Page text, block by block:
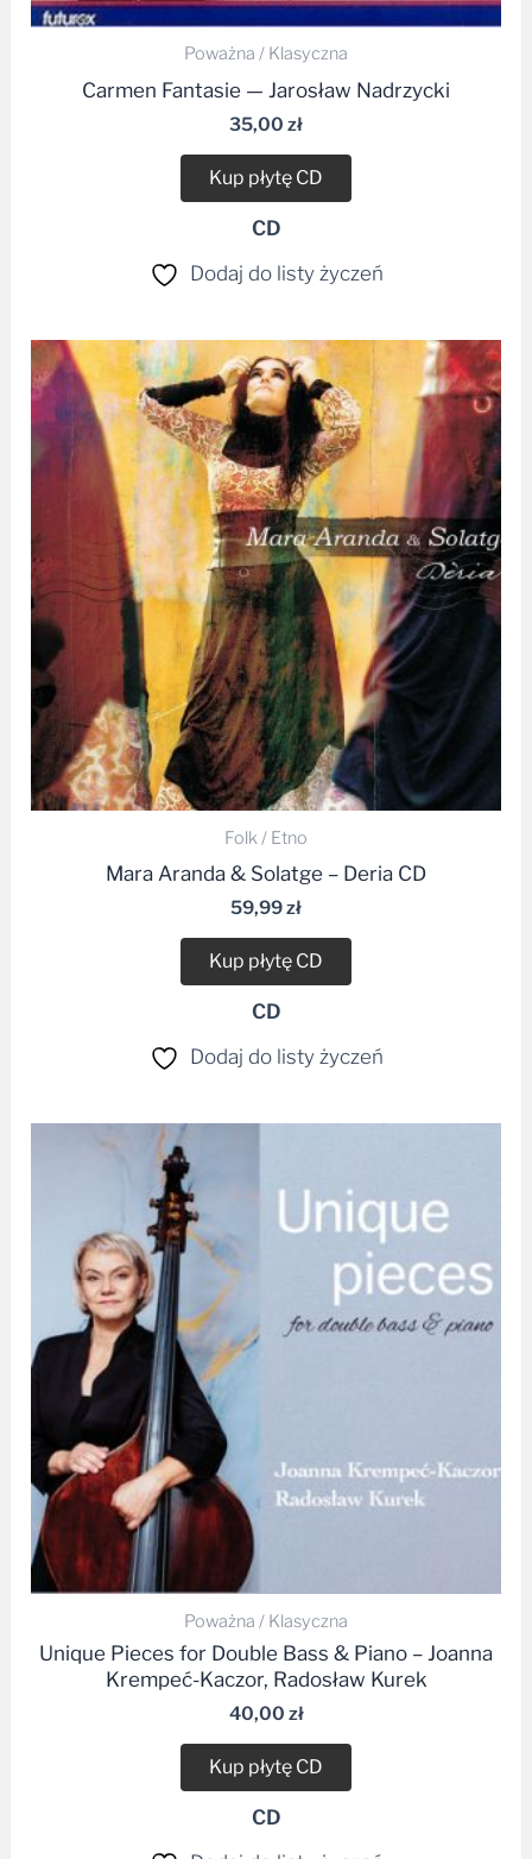
Carmen Fantasie — Jarosław Nadrzycki
35,00zł
Kup płytę CD
CD
Dodaj do listy życzeń
Folk / Etno
Mara Aranda & Solatge – Deria CD
59,99zł
Kup płytę CD
CD
Dodaj do listy życzeń
Poważna / Klasyczna
Unique Pieces for Double Bass & Piano – Joanna
Krempeć-Kaczor, Radosław Kurek
40,00zł
Kup płytę CD
CD
Dodaj do listy życzeń